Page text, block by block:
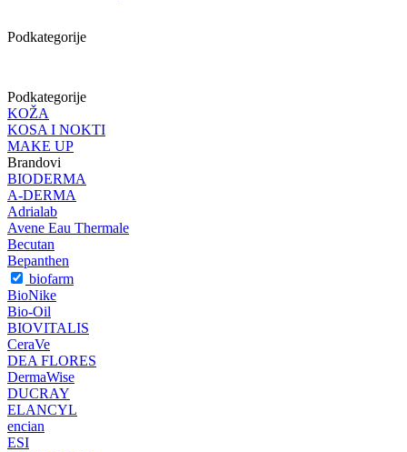
Podkategorije
Podkategorije
KOŽA
KOSA I NOKTI
MAKE UP
Brandovi
BIODERMA
A-DERMA
Adrialab
Avene Eau Thermale
Becutan
Bepanthen
biofarm
BioNike
Bio-Oil
BIOVITALIS
CeraVe
DEA FLORES
DermaWise
DUCRAY
ELANCYL
encian
ESI